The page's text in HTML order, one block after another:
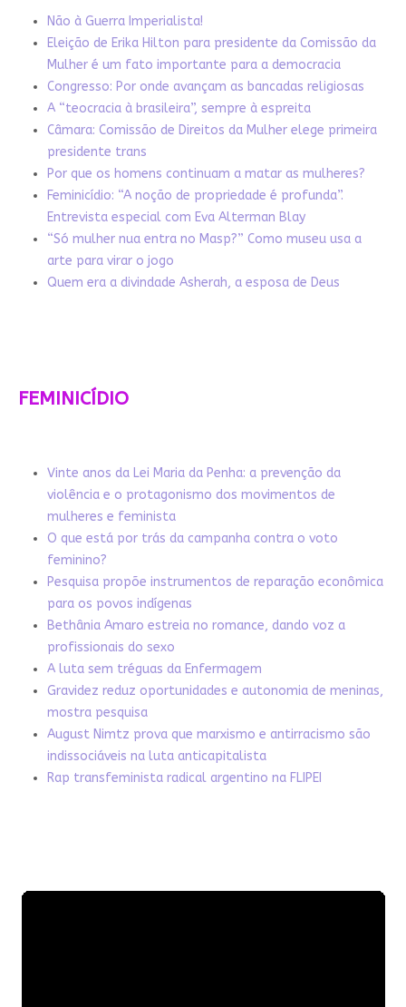
Não à Guerra Imperialista!
Eleição de Erika Hilton para presidente da Comissão da
Mulher é um fato importante para a democracia
Congresso: Por onde avançam as bancadas religiosas
A “teocracia à brasileira”, sempre à espreita
Câmara: Comissão de Direitos da Mulher elege primeira
presidente trans
Por que os homens continuam a matar as mulheres?
Feminicídio: “A noção de propriedade é profunda”.
Entrevista especial com Eva Alterman Blay
“Só mulher nua entra no Masp?” Como museu usa a
arte para virar o jogo
Quem era a divindade Asherah, a esposa de Deus
FEMINICÍDIO
Vinte anos da Lei Maria da Penha: a prevenção da
violência e o protagonismo dos movimentos de
mulheres e feminista
O que está por trás da campanha contra o voto
feminino?
Pesquisa propõe instrumentos de reparação econômica
para os povos indígenas
Bethânia Amaro estreia no romance, dando voz a
profissionais do sexo
A luta sem tréguas da Enfermagem
Gravidez reduz oportunidades e autonomia de meninas,
mostra pesquisa
August Nimtz prova que marxismo e antirracismo são
indissociáveis na luta anticapitalista
Rap transfeminista radical argentino na FLIPEI